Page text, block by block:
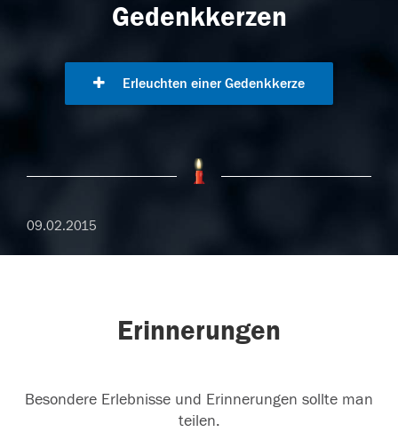
Gedenkkerzen
Erleuchten einer Gedenkkerze
09.02.2015
Erinnerungen
Besondere Erlebnisse und Erinnerungen sollte man
teilen.